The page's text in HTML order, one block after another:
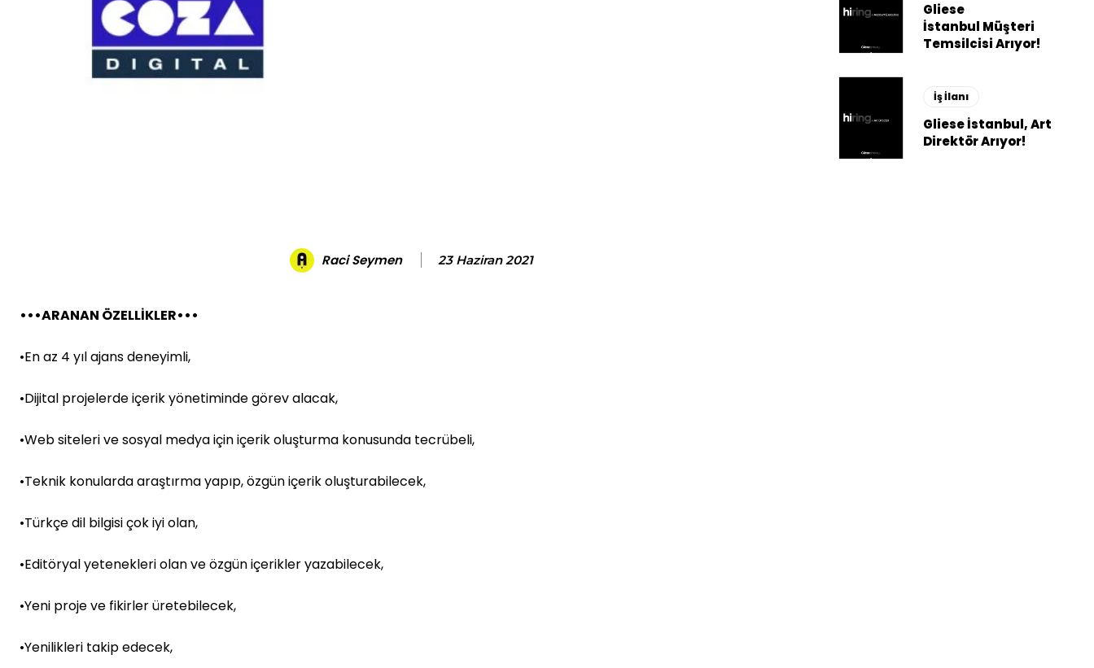
Raci Seymen 23 Haziran 2021
•••ARANAN ÖZELLİKLER•••
•En az 4 yıl ajans deneyimli,
•Dijital projelerde içerik yönetiminde görev alacak,
•Web siteleri ve sosyal medya için içerik oluşturma konusunda tecrübeli,
•Teknik konularda araştırma yapıp, özgün içerik oluşturabilecek,
•Türkçe dil bilgisi çok iyi olan,
•Editöryal yetenekleri olan ve özgün içerikler yazabilecek,
•Yeni proje ve fikirler üretebilecek,
•Yenilikleri takip edecek,
Gliese
İstanbul Müşteri
Temsilcisi Arıyor!
İş İlanı
Gliese İstanbul, Art
Direktör Arıyor!